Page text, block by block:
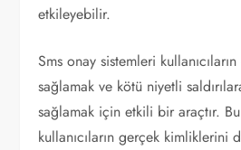
etkileyebilir.
Sms onay sistemleri
sağlamak ve kötü niyetli
sağlamak için etkili bir araçtır.
kullanıcıların gerçek kimliklerini